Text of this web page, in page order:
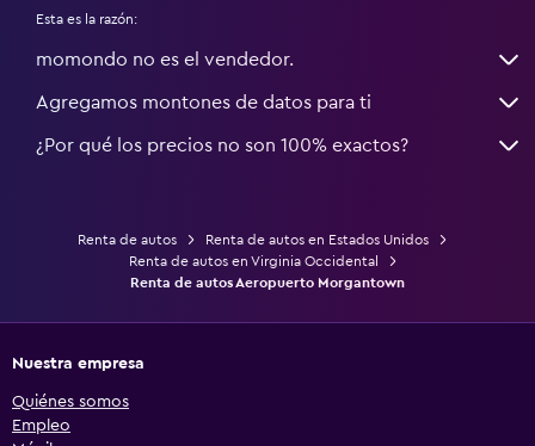
Esta es la razón:
momondo no es el vendedor.
Agregamos montones de datos para ti
¿Por qué los precios no son 100% exactos?
Renta de autos
Renta de autos en Estados Unidos
Renta de autos en Virginia Occidental
Renta de autos Aeropuerto Morgantown
Nuestra empresa
Quiénes somos
Empleo